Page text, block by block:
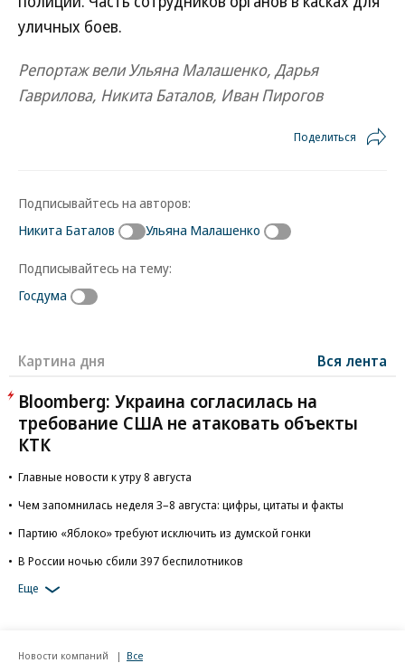
уличных боев.
Репортаж вели Ульяна Малашенко, Дарья
Гаврилова, Никита Баталов, Иван Пирогов
Поделиться
Подписывайтесь на авторов:
Никита Баталов
Ульяна Малашенко
Подписывайтесь на тему:
Госдума
Картина дня Вся лента
Bloomberg: Украина согласилась на
требование США не атаковать объекты
КТК
Главные новости к утру 8 августа
Чем запомнилась неделя 3–8 августа: цифры, цитаты и факты
Партию «Яблоко» требуют исключить из думской гонки
В России ночью сбили 397 беспилотников
Еще
Новости компаний Все